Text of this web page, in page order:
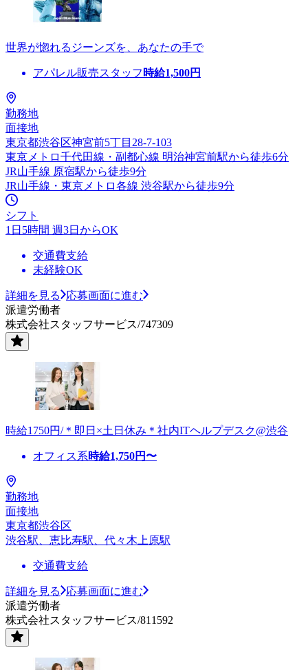
世界が惚れるジーンズを、あなたの手で
アパレル販売スタッフ 時給1,500円
勤務地
面接地
東京都渋谷区神宮前5丁目28-7-103
東京メトロ千代田線・副都心線 明治神宮前駅から徒歩6分
JR山手線 原宿駅から徒歩9分
JR山手線・東京メトロ各線 渋谷駅から徒歩9分
シフト
1日5時間 週3日からOK
交通費支給
未経験OK
詳細を見る
応募画面に進む
派遣労働者
株式会社スタッフサービス/747309
時給1750円/＊即日×土日休み＊社内ITヘルプデスク@渋谷
オフィス系時給1,750円〜
勤務地
面接地
東京都渋谷区
渋谷駅、恵比寿駅、代々木上原駅
交通費支給
詳細を見る
応募画面に進む
派遣労働者
株式会社スタッフサービス/811592